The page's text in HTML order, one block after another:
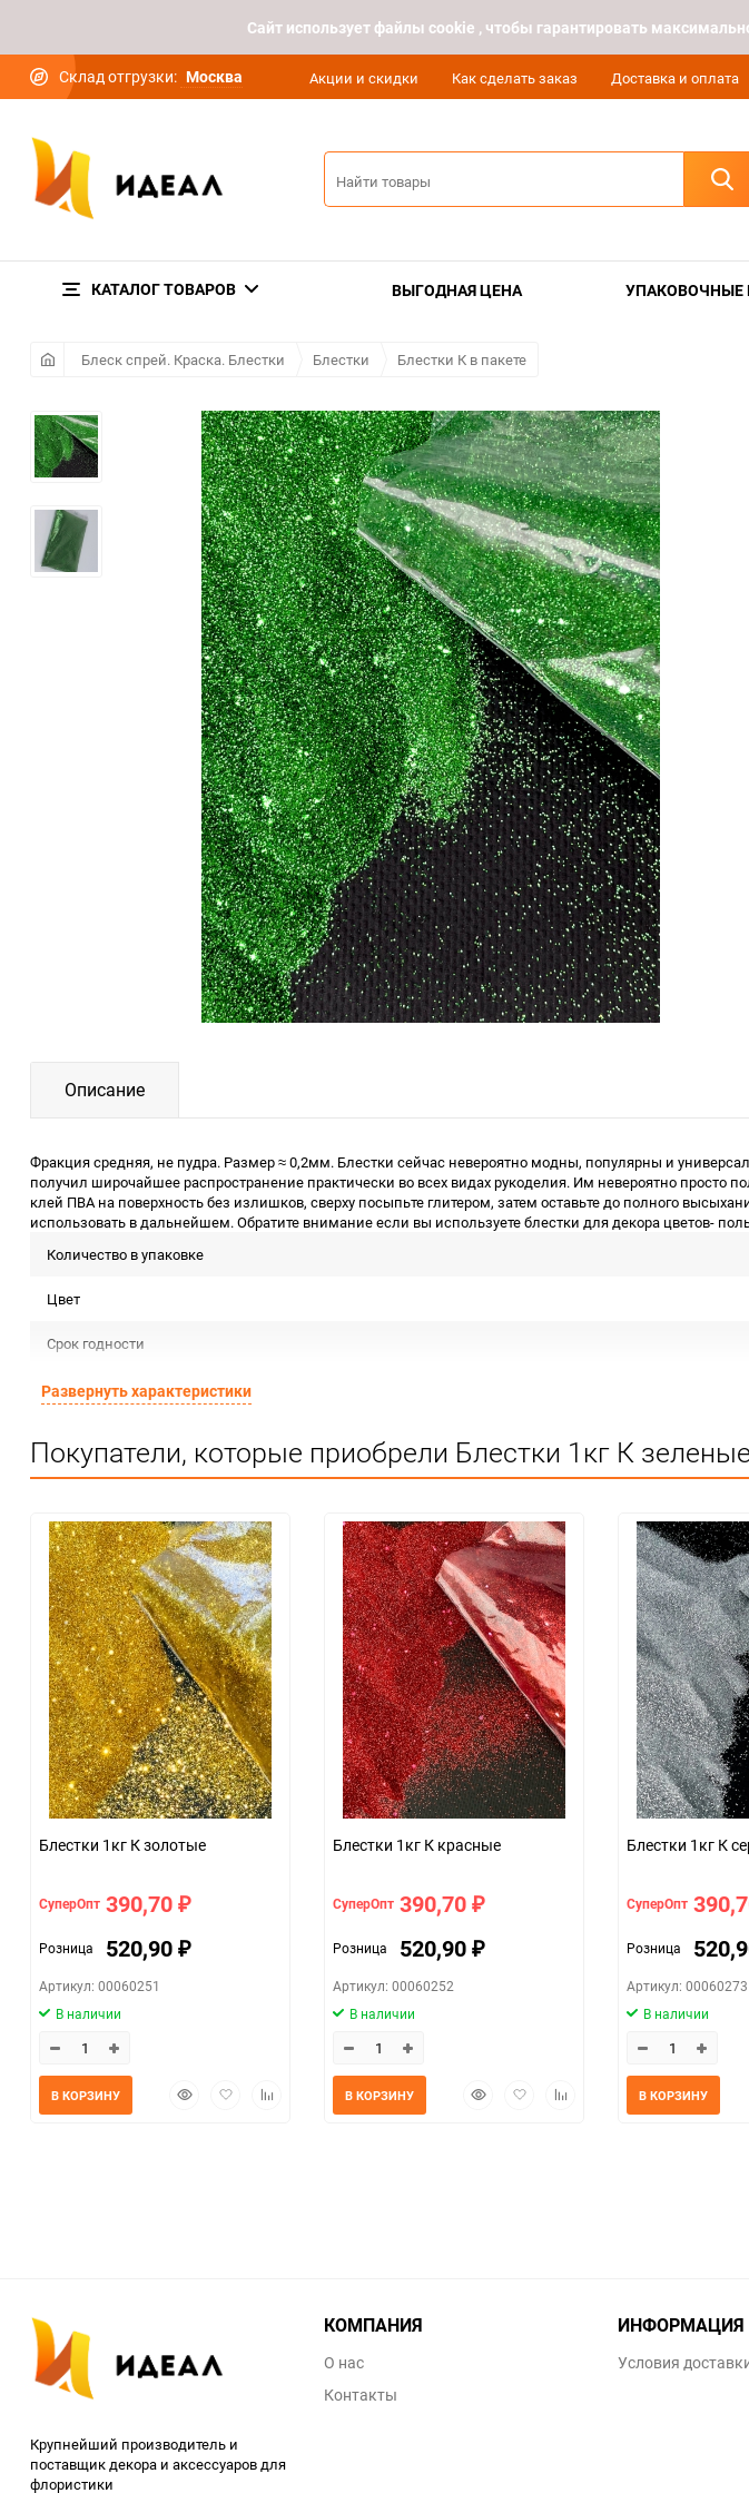
Cайт использует файлы cookie , чтобы гарантировать
Склад отгрузки: Москва Акции и скидки Как сделать заказ Доставка и оплата
КАТАЛОГ ТОВАРОВ ВЫГОДНАЯ ЦЕНА УПАКОВОЧНЫЕ
Блеск спрей. Краска. Блестки Блестки Блестки К в пакете
Описание
Фракция средняя, не пудра. Размер ≈ 0,2мм. Блестки сейчас невероятно модны, популярны и
получил широчайшее распространение практически во всех видах рукоделия. Им невероятно просто
клей ПВА на поверхность без излишков, сверху посыпьте глитером, затем оставьте до полного
использовать в дальнейшем. Обратите внимание если вы используете блестки для декора цветов-
Количество в упаковке
Цвет
Срок годности
Страна изготовителя
Сертификация
Особые условия
Минимальное количество
Количество в коробке
Единица измерения
Развернуть характеристики
Покупатели, которые приобрели Блестки 1кг К
Блестки 1кг К золотые
СуперОпт 390,70 ₽
Розница 520,90 ₽
Артикул: 00060251
В наличии
БыстрыйДобавитьДобавить
В КОРЗИНУ
Блестки 1кг К красные
СуперОпт 390,70 ₽
Розница 520,90 ₽
Артикул: 00060252
В наличии
БыстрыйДобавитьДобавить
В КОРЗИНУ
Блестки 1кг К
СуперОпт
Розница
Артикул: 00060273
В наличии
В КОРЗИНУ
Крупнейший производитель и
поставщик декора и аксессуаров для
флористики
КОМПАНИЯ
О нас
Контакты
ИНФОРМАЦИЯ
Условия